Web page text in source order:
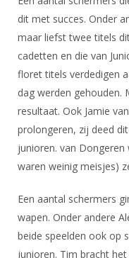
Historie
Commissies
Leden van Verdiensten
Vacatures
Contact
Medewerkers
Samenwerking
Formulieren
Materiaal
Schermpaspoort
Rolstoelschermen
Wedstrijdkalender
KNAS Keurmerk
JPT
JEC
Veteranenwedstrijden
Talentontwikkeling
Atletencommissie
Internationale
Internationale
Nationale opleidingen
Internationale
Opleidingen
Leraar
Voor scheidsrechters
Nieuws
Scheidsrechterslijst
Scheidsrechter
dit met succes. Onder
maar liefst twee titels
cadetten en die van
floret titels verdedigen
dag werden gehouden.
resultaat. Ook Jamie
prolongeren, zij deed
junioren. van
waren weinig meisjes)
Een aantal schermers
wapen. Onder andere
beide speelden ook op
junioren. Tim bracht